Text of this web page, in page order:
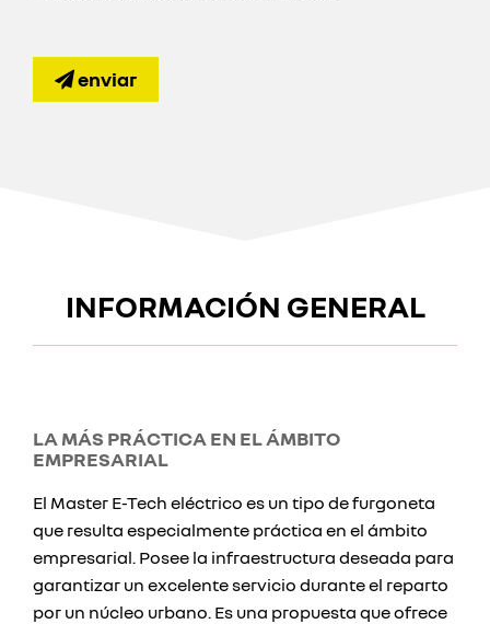
enviar
INFORMACIÓN GENERAL
LA MÁS PRÁCTICA EN EL ÁMBITO
EMPRESARIAL
El Master E-Tech eléctrico es un tipo de furgoneta
que resulta especialmente práctica en el ámbito
empresarial. Posee la infraestructura deseada para
garantizar un excelente servicio durante el reparto
por un núcleo urbano. Es una propuesta que ofrece